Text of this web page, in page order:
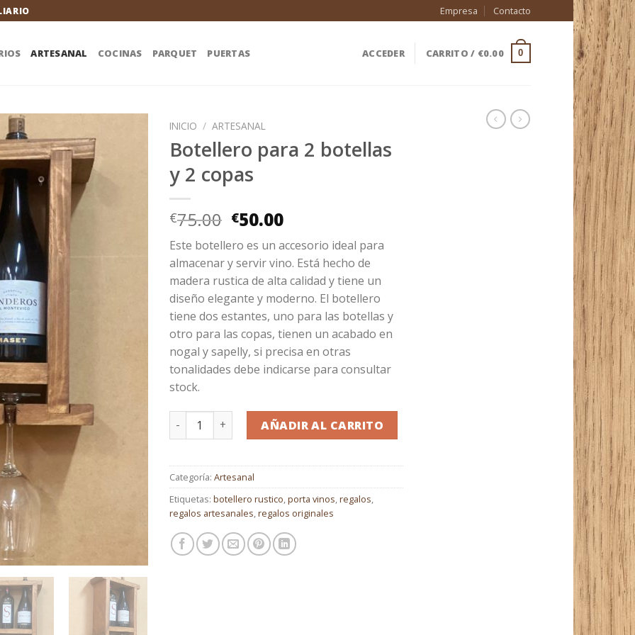
Empresa Contacto
ARTESANAL COCINAS PARQUET PUERTAS ACCEDER CARRITO / €0.00 0
INICIO / ARTESANAL
Botellero para 2 botellas
y 2 copas
€75.00 El
original
era:
€75.00.
€50.00El
precio
actual
es:
€50.00.
Este botellero es un accesorio ideal para
almacenar y servir vino. Está hecho de
madera rustica de alta calidad y tiene un
diseño elegante y moderno. El botellero
tiene dos estantes, uno para las botellas y
otro para las copas, tienen un acabado en
nogal y sapelly, si precisa en otras
tonalidades debe indicarse para consultar
stock.
Botellero para 2 botellas y 2 copas cantidad
AÑADIR AL CARRITO
Categoría: Artesanal
Etiquetas: botellero rustico porta vinos regalos
regalos artesanales regalos originales